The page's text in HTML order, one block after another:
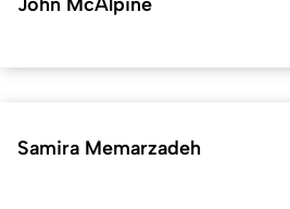
Samira Memarzadeh